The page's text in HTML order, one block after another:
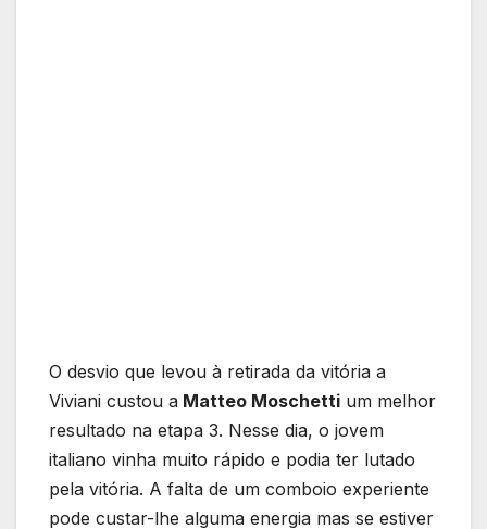
O desvio que levou à retirada da vitória a
Viviani custou a Matteo Moschetti um melhor
resultado na etapa 3. Nesse dia, o jovem
italiano vinha muito rápido e podia ter lutado
pela vitória. A falta de um comboio experiente
pode custar-lhe alguma energia mas se estiver